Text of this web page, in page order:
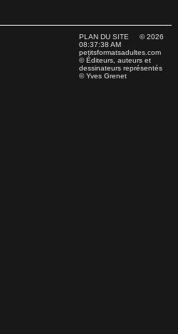
PLAN DU SITE © 2026
08:37:38 AM
petitsformatsadultes.com
© Éditeurs, auteurs et
dessinateurs représentés
© Yves Grenet